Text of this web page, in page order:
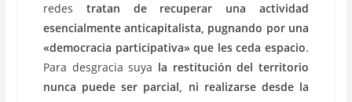
redes tratan de recuperar una actividad
esencialmente anticapitalista, pugnando por una
«democracia participativa» que les ceda espacio.
Para desgracia suya la restitución del territorio
nunca puede ser parcial, ni realizarse desde la